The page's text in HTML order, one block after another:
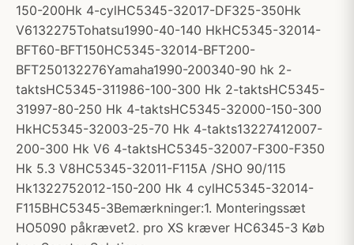
150-200Hk 4-cylHC5345-32017-DF325-350Hk
V6132275Tohatsu1990-40-140 HkHC5345-32014-
BFT60-BFT150HC5345-32014-BFT200-
BFT250132276Yamaha1990-200340-90 hk 2-
taktsHC5345-311986-100-300 Hk 2-taktsHC5345-
31997-80-250 Hk 4-taktsHC5345-32000-150-300
HkHC5345-32003-25-70 Hk 4-takts13227412007-
200-300 Hk V6 4-taktsHC5345-32007-F300-F350
Hk 5.3 V8HC5345-32011-F115A /SHO 90/115
Hk1322752012-150-200 Hk 4 cylHC5345-32014-
F115BHC5345-3Bemærkninger:1. Monteringssæt
HO5090 påkrævet2. pro XS kræver HC6345-3 Køb